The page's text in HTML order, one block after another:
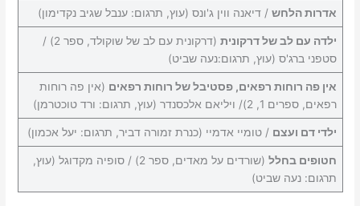
אדרות הלחש/ דיאנה ווין ג'ונס (עוץ, תרגום: ענבל שגיב נקדימון)
ילדה עם לב של דרקונית
(דרקונית עם לב של שוקולד, ספר 2) /
סטפני ברג'ס (עוץ, תרגום:נעה שביט)
אין פה רוחות רפאים, פסטיבל של רוחות רפאים (אין פה רוחות
רפאים, ספרים 1, 2)/ ויליאם אלכסנדר (עוץ, תרגום: ורד טוכטרמן)
ילדי דם ועצם / טומיי אדמיי (כנרת זמורה דביר, תרגום: יעל אכמון)
חטופים בחלל
(שורדים על מאדים, ספר 2) / סופיה מקדוגל (עוץ,
תרגום: נעה שביט)